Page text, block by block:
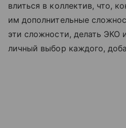
влиться в коллектив, что,
им дополнительные
эти сложности, делать ЭКО
личный выбор каждого,